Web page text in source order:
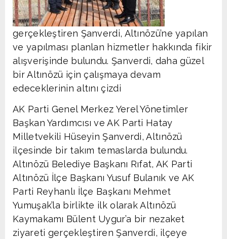
gerçekleştiren Şanverdi, Altınözü’ne yapılan
ve yapılması planlan hizmetler hakkında fikir
alışverişinde bulundu. Şanverdi, daha güzel
bir Altınözü için çalışmaya devam
edeceklerinin altını çizdi
AK Parti Genel Merkez Yerel Yönetimler
Başkan Yardımcısı ve AK Parti Hatay
Milletvekili Hüseyin Şanverdi, Altınözü
ilçesinde bir takım temaslarda bulundu.
Altınözü Belediye Başkanı Rıfat, AK Parti
Altınözü İlçe Başkanı Yusuf Bulanık ve AK
Parti Reyhanlı İlçe Başkanı Mehmet
Yumuşak’la birlikte ilk olarak Altınözü
Kaymakamı Bülent Uygur’a bir nezaket
ziyareti gerçekleştiren Şanverdi, ilçeye